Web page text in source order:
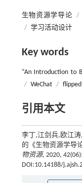
生物资源学导论 /
/ 学习活动设计
Key words
“An Introduction to
/ WeChat /
引用本文
李丁,江剑兵,欧江
的《生物资源学导
物资源, 2020,
DOI:10.14188/